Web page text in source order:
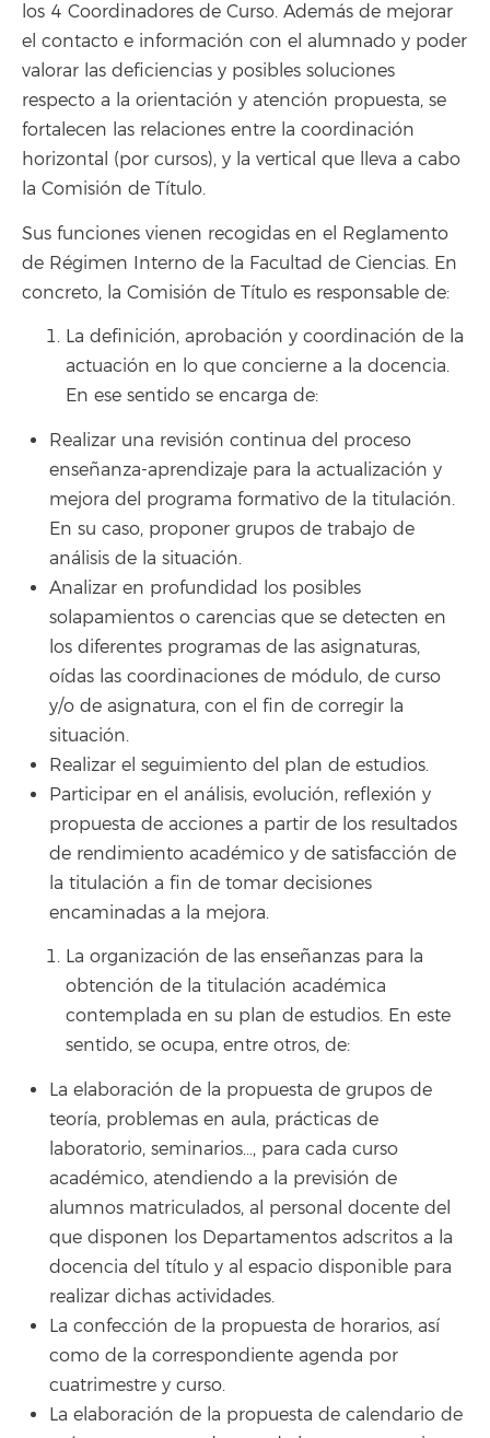
los 4 Coordinadores de Curso. Además de mejorar
el contacto e información con el alumnado y poder
valorar las deficiencias y posibles soluciones
respecto a la orientación y atención propuesta, se
fortalecen las relaciones entre la coordinación
horizontal (por cursos), y la vertical que lleva a cabo
la Comisión de Título.
Sus funciones vienen recogidas en el Reglamento
de Régimen Interno de la Facultad de Ciencias. En
concreto, la Comisión de Título es responsable de:
La definición, aprobación y coordinación de la
actuación en lo que concierne a la docencia.
En ese sentido se encarga de:
Realizar una revisión continua del proceso
enseñanza-aprendizaje para la actualización y
mejora del programa formativo de la titulación.
En su caso, proponer grupos de trabajo de
análisis de la situación.
Analizar en profundidad los posibles
solapamientos o carencias que se detecten en
los diferentes programas de las asignaturas,
oídas las coordinaciones de módulo, de curso
y/o de asignatura, con el fin de corregir la
situación.
Realizar el seguimiento del plan de estudios.
Participar en el análisis, evolución, reflexión y
propuesta de acciones a partir de los resultados
de rendimiento académico y de satisfacción de
la titulación a fin de tomar decisiones
encaminadas a la mejora.
La organización de las enseñanzas para la
obtención de la titulación académica
contemplada en su plan de estudios. En este
sentido, se ocupa, entre otros, de:
La elaboración de la propuesta de grupos de
teoría, problemas en aula, prácticas de
laboratorio, seminarios…, para cada curso
académico, atendiendo a la previsión de
alumnos matriculados, al personal docente del
que disponen los Departamentos adscritos a la
docencia del título y al espacio disponible para
realizar dichas actividades.
La confección de la propuesta de horarios, así
como de la correspondiente agenda por
cuatrimestre y curso.
La elaboración de la propuesta de calendario de